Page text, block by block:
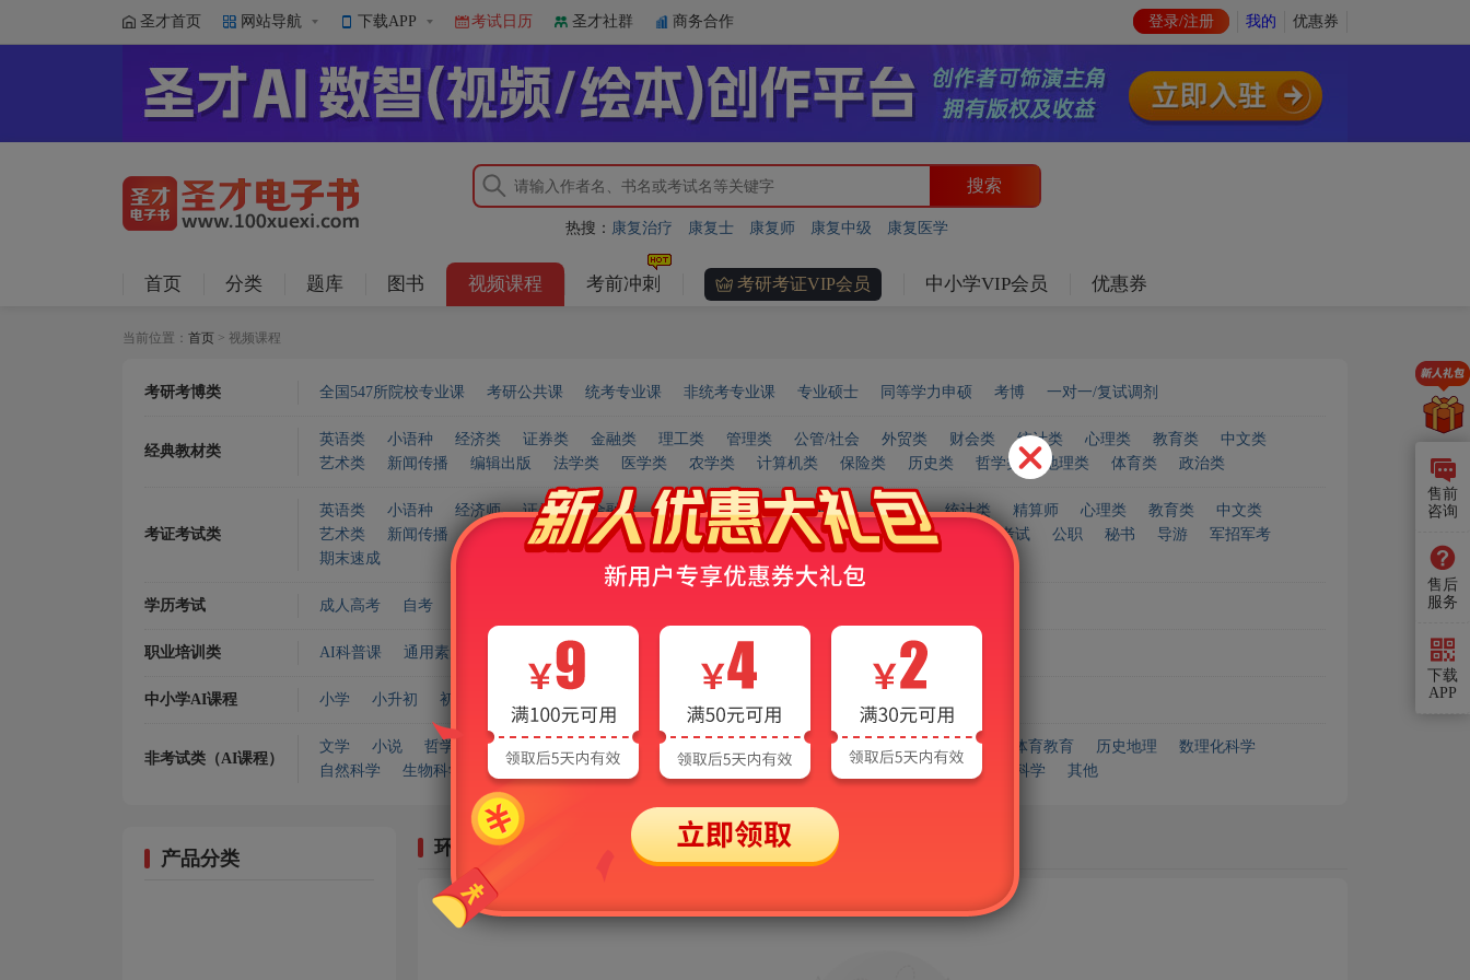
圣才首页 网站导航 下载APP 考试日历 圣才社群 商务合作 登录/注册 我的 优惠券
热搜： 康复治疗 康复士 康复师 康复中级 康复医学
首页 分类 题库 图书 视频课程 考前冲刺 考研考证VIP会员 中小学VIP会员 优惠券
当前位置： 首页 > 视频课程
考研考博类 全国547所院校专业课 考研公共课 统考专业课 非统考专业课 专业硕士 同等学力申硕 考博 一对一/复试调剂
经典教材类
英语类 小语种 经济类 证券类 金融类 理工类 管理类 公管/社会 外贸类 财会类 统计类 心理类 教育类
中文类
艺术类
新闻传播 编辑出版 法学类 医学类 农学类 计算机类 保险类 历史类 哲学类 地理类 体育类 政治类
考证考试类
英语类 小语种 经济师 证券类 金融类 管理类 社会工作 外贸类 财会类 统计类 精算师 心理类 教育类
中文类
艺术类
新闻传播 编辑出版 法学类 医学类 农学类 工程类 计算机类 国家职业资格考试 公职 秘书 导游
军招军考
期末速成
学历考试 成人高考 自考
职业培训类 AI科普课 通用素质 商业服务 信息技术 会计实操
中小学AI课程 小学 小升初 初中
非考试类（AI课程）
文学 小说 哲学宗教 心理学 社会科学 政治学 军事 经济学 语言文字 艺术体育教育 历史地理
数理化科学
自然科学
生物科学 医药卫生 农业科学 工业技术 交通运输 航空航天 安全科学 其他
产品分类 环境科学视频课程
售前
咨询
售后
服务
下载
APP